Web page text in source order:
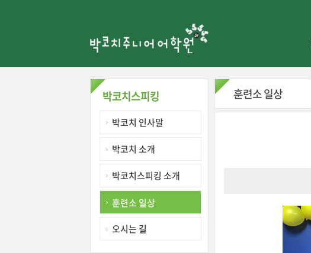
박코치스피킹
박코치 인사말
박코치 소개
박코치스피킹 소개
훈련소 일상
오시는 길
훈련소 일상